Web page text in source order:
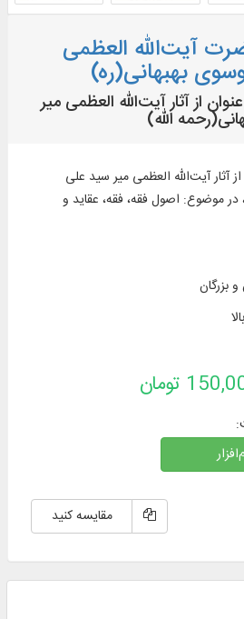
آیت‌الله العظمی
بهبهانی(ره)
دسترسی به متن 18 عنوان از آثار آیت‌الله العظمی میر
الله)
متن 18 عنوان از آثار آیت‌الله العظمی میر سید علی
در موضوع: اصول فقه، فقه، عقاید و
بزرگان
تومان
مقایسه کنید